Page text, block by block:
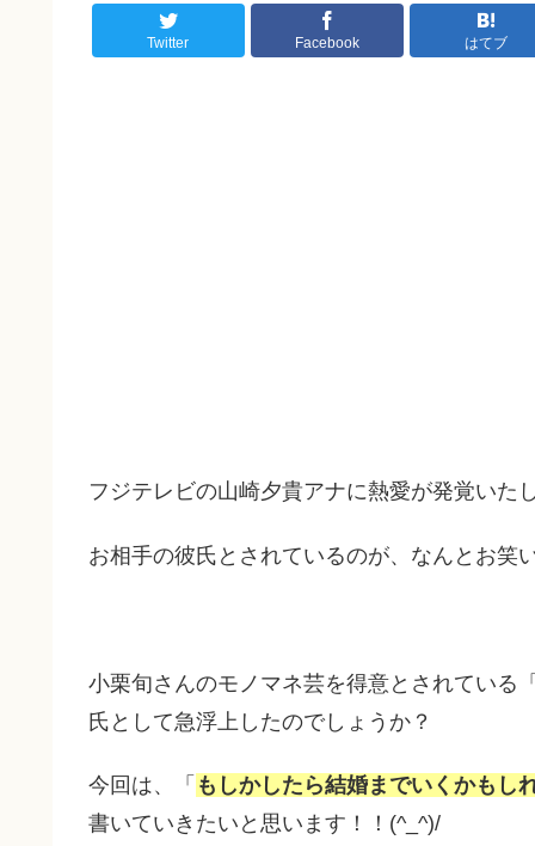
Twitter Facebook はてブ
フジテレビの山崎夕貴アナに熱愛が発覚いた
お相手の彼氏とされているのが、なんとお笑
小栗旬さんのモノマネ芸を得意とされている
氏として急浮上したのでしょうか？
今回は、「 もしかしたら結婚までいくかもし
書いていきたいと思います！！(^_^)/